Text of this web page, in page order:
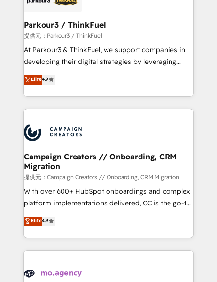
companies scale faster and smarter. 🔹 BOOMS:
Demand generation for all your buyers With BOOMS,
you invest in 100% of your buyers, accelerating your
growth and positioning yourself as an undisputed
transformation process A methodology designed to
implement HubSpot effectively and optimize your
record of business transformation, our growth-first
approach has helped brands dominate their
Parkour3 / ThinkFuel
提供元：Parkour3 / ThinkFuel
At Parkour3 & ThinkFuel, we support companies in
developing their digital strategies by leveraging
technologies and automating their marketing and
sales processes to generate growth. Our offer spans
from Strategy to Operations. We specialize in CRM
onboarding and implementation, web design, sales
extensive experience working with tech companies
and manufacturers since 2002, we are committed to
empowering our clients and developing their
autonomy. Get to grips with HubSpot through
guided implementation and seamless integration of
the CRM platform into your digital ecosystem. Would
you like support in deploying your inbound
to your needs and sales objectives. With 125+
certifications, we are part of the most certified
services are offered in both English & French.
Elite4.9
Campaign Creators // Onboarding, CRM
Migration
提供元：Campaign Creators // Onboarding, CRM Migration
With over 600+ HubSpot onboardings and complex
platform implementations delivered, CC is the go-to
Elite Solutions Partner for businesses ready to
migrate, replatform, and scale smarter. We specialize
in high-impact CRM and CMS migrations and
onboarding from platforms like Salesforce, NetSuite,
WordPress and legacy CRMs, turning fragmented
Elite4.9